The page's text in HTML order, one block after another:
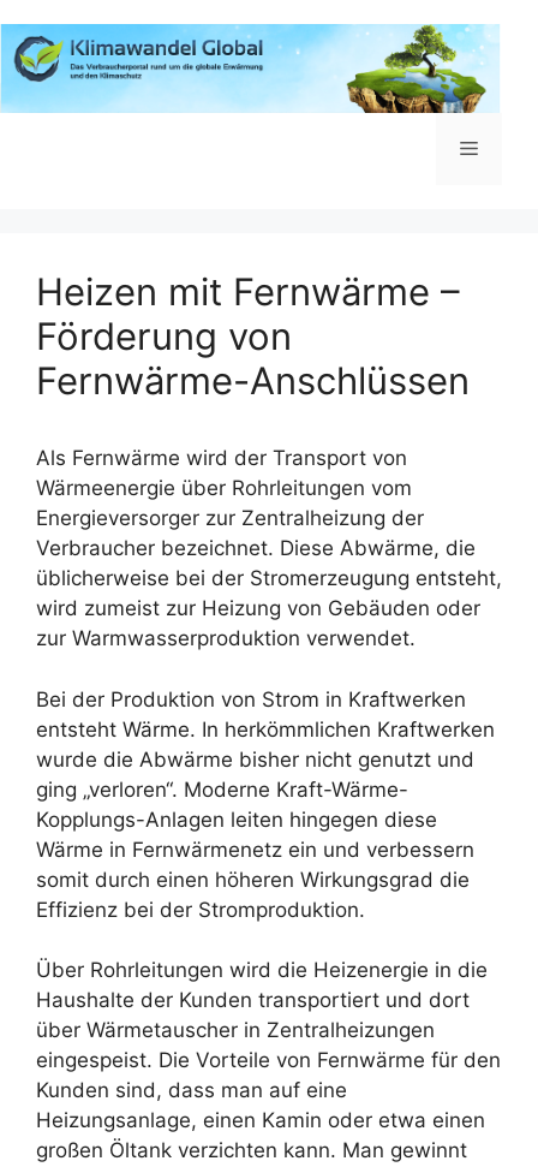
Inhalt
springen
Menü
Heizen mit Fernwärme –
Förderung von
Fernwärme-Anschlüssen
Als Fernwärme wird der Transport von
Wärmeenergie über Rohrleitungen vom
Energieversorger zur Zentralheizung der
Verbraucher bezeichnet. Diese Abwärme, die
üblicherweise bei der Stromerzeugung entsteht,
wird zumeist zur Heizung von Gebäuden oder
zur Warmwasserproduktion verwendet.
Bei der Produktion von Strom in Kraftwerken
entsteht Wärme. In herkömmlichen Kraftwerken
wurde die Abwärme bisher nicht genutzt und
ging „verloren“. Moderne Kraft-Wärme-
Kopplungs-Anlagen leiten hingegen diese
Wärme in Fernwärmenetz ein und verbessern
somit durch einen höheren Wirkungsgrad die
Effizienz bei der Stromproduktion.
Über Rohrleitungen wird die Heizenergie in die
Haushalte der Kunden transportiert und dort
über Wärmetauscher in Zentralheizungen
eingespeist. Die Vorteile von Fernwärme für den
Kunden sind, dass man auf eine
Heizungsanlage, einen Kamin oder etwa einen
großen Öltank verzichten kann. Man gewinnt